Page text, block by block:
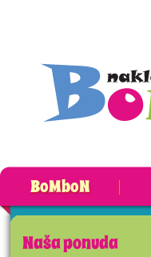
BoMboN
Naša ponuda